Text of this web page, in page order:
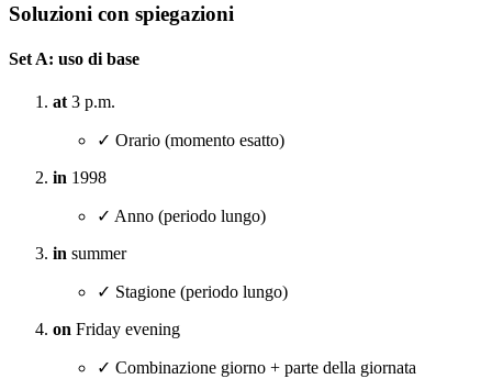
Soluzioni con spiegazioni
Set A: uso di base
at3 p.m.
✓ Orario (momento esatto)
in 1998
✓ Anno (periodo lungo)
in summer
✓ Stagione (periodo lungo)
on Friday evening
✓ Combinazione giorno + parte della giornata